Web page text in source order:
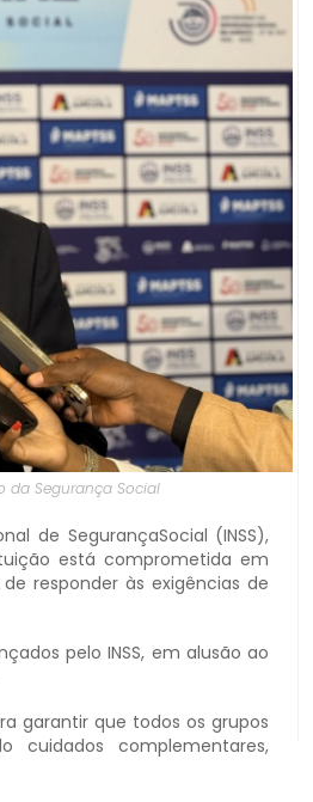
da Segurança Social
de SegurançaSocial (INSS),
está comprometida em
responder às exigências de
pelo INSS, em alusão ao
garantir que todos os grupos
cuidados complementares,